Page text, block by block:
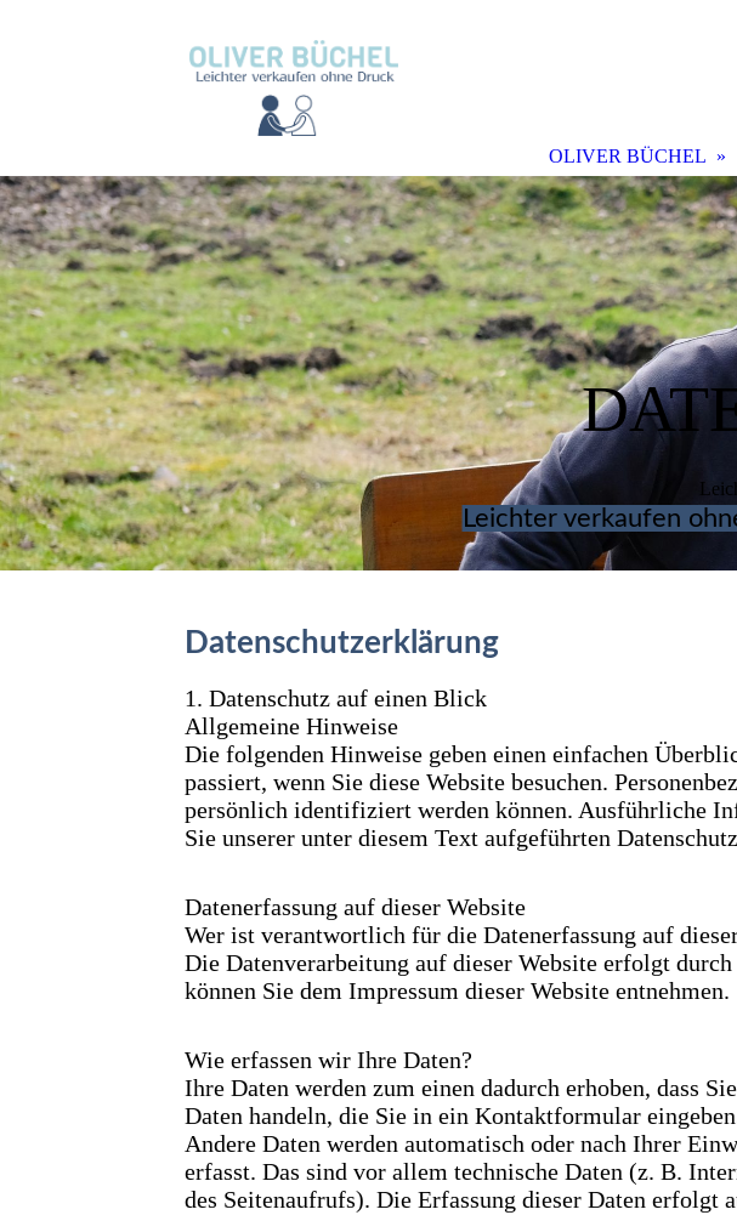
Leichter verkaufen
Datenschutzerklärung
1. Datenschutz auf einen Blick
Allgemeine Hinweise
Die folgenden Hinweise geben einen einfachen
passiert, wenn Sie diese Website besuchen.
persönlich identifiziert werden können. Ausführliche
Sie unserer unter diesem Text aufgeführten
Datenerfassung auf dieser Website
Wer ist verantwortlich für die Datenerfassung auf
Die Datenverarbeitung auf dieser Website erfolgt
können Sie dem Impressum dieser Website entnehmen.
Wie erfassen wir Ihre Daten?
Ihre Daten werden zum einen dadurch erhoben, dass
Daten handeln, die Sie in ein Kontaktformular
Andere Daten werden automatisch oder nach Ihrer
erfasst. Das sind vor allem technische Daten (z. B.
des Seitenaufrufs). Die Erfassung dieser Daten erfolgt
OLIVER BÜCHEL